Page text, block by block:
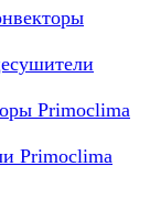
Primoclima
Primoclima